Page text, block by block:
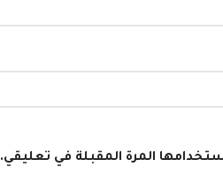
المرة المقبلة في تعليقي.